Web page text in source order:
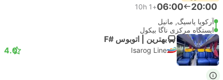
20:00
06:00
+1
10h
آرکویا پاسیگ, مانیل
ایستگاه مرکزی ناگا بیکول
بهترین | اتوبوس #F
Isarog Line
4.0